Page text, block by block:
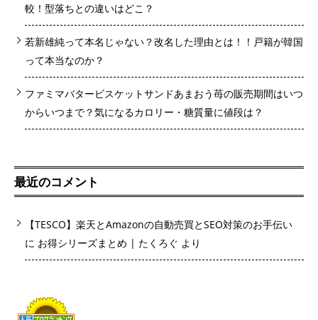
較！型落ちとの違いはどこ？
若新雄純って本名じゃない？改名した理由とは！！戸籍が韓国
って本当なのか？
ファミマバタービスケットサンドあまおう苺の販売期間はいつ
からいつまで？気になるカロリー・糖質量に値段は？
最近のコメント
【TESCO】楽天とAmazonの自動売買とSEO対策のお手伝い
に お得シリーズまとめ | たくろぐ より